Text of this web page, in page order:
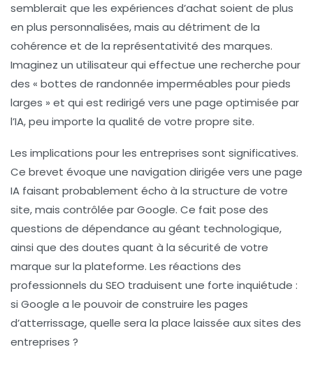
semblerait que les expériences d’achat soient de plus
en plus personnalisées, mais au détriment de la
cohérence et de la représentativité des marques.
Imaginez un utilisateur qui effectue une recherche pour
des « bottes de randonnée imperméables pour pieds
larges » et qui est redirigé vers une page optimisée par
l’IA, peu importe la qualité de votre propre site.
Les implications pour les entreprises sont significatives.
Ce brevet évoque une navigation dirigée vers une page
IA faisant probablement écho à la structure de votre
site, mais contrôlée par Google. Ce fait pose des
questions de dépendance au géant technologique,
ainsi que des doutes quant à la sécurité de votre
marque sur la plateforme. Les réactions des
professionnels du SEO traduisent une forte inquiétude :
si Google a le pouvoir de construire les pages
d’atterrissage, quelle sera la place laissée aux sites des
entreprises ?